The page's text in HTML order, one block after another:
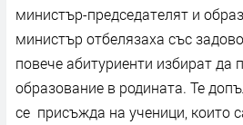
министър-председателят и
министър отбелязаха със
повече абитуриенти избират да
образование в родината. Те
се присъжда на ученици, които